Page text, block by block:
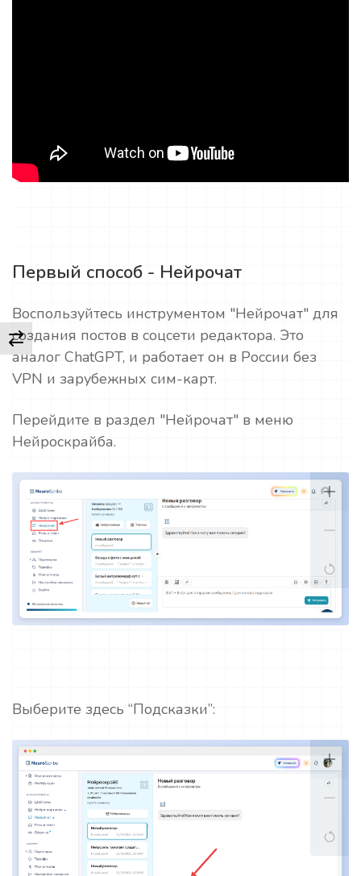
Первый способ - Нейрочат
Воспользуйтесь инструментом "Нейрочат" для
создания постов в соцсети редактора. Это
аналог ChatGPT, и работает он в России без
VPN и зарубежных сим-карт.
Перейдите в раздел "Нейрочат" в меню
Нейроскрайба.
Выберите здесь “Подсказки”: